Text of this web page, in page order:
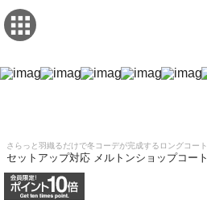
さらっと羽織るだけで冬コーデが完成するロングコート
セットアップ対応 メルトンショップコート